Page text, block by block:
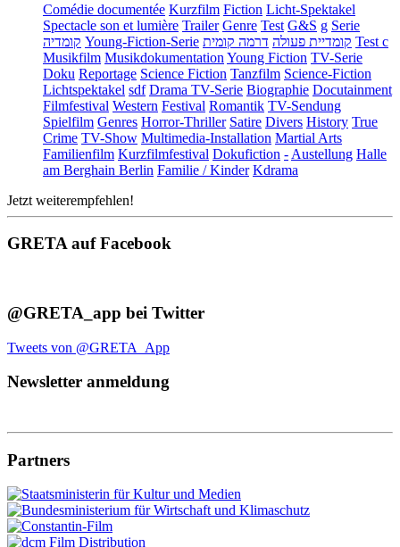
Comédie documentée Kurzfilm Fiction Licht-Spektakel
Spectacle son et lumière Trailer Genre Test G&S g Serie
קומדיה Young-Fiction-Serie קומדיית פעולה דרמה קומית
Test c
Musikfilm Musikdokumentation Young Fiction TV-Serie
Doku Reportage Science Fiction Tanzfilm Science-Fiction
Lichtspektakel sdf Drama TV-Serie Biographie Docutainment
Filmfestival Western Festival Romantik TV-Sendung
Spielfilm Genres Horror-Thriller Satire Divers History True
Crime TV-Show Multimedia-Installation Martial Arts
Familienfilm Kurzfilmfestival Dokufiction - Austellung Halle
am Berghain Berlin Familie / Kinder Kdrama
Jetzt weiterempfehlen!
GRETA auf Facebook
@GRETA_app bei Twitter
Tweets von @GRETA_App
Newsletter anmeldung
Partners